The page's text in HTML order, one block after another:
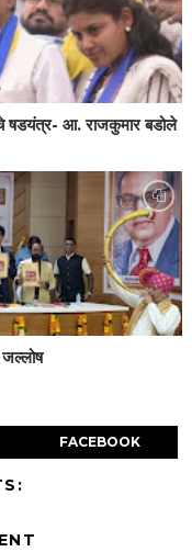
षडयंत्र- आ. राजकुमार बडोले
जल्लोष
FACEBOOK